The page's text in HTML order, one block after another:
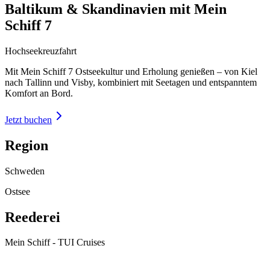
Baltikum & Skandinavien mit Mein
Schiff 7
Hochseekreuzfahrt
Mit Mein Schiff 7 Ostseekultur und Erholung genießen – von Kiel
nach Tallinn und Visby, kombiniert mit Seetagen und entspanntem
Komfort an Bord.
Jetzt buchen
Region
Schweden
Ostsee
Reederei
Mein Schiff - TUI Cruises